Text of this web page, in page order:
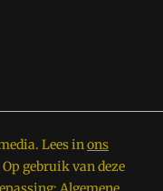
Lees inons
gebruik van deze